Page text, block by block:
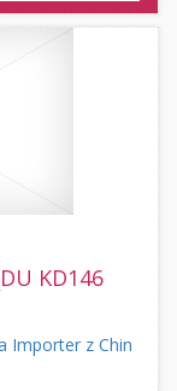
KD146
Importer z Chin